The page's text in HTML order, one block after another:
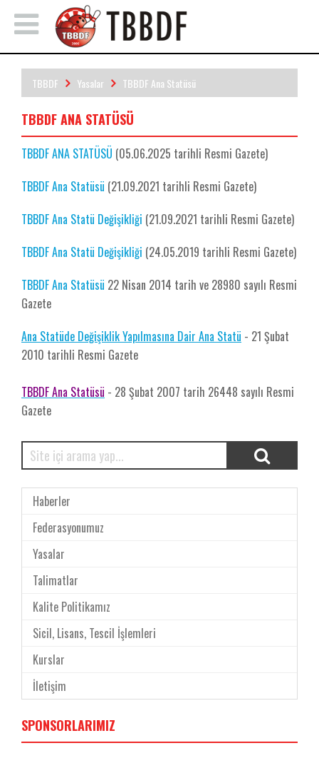
TBBDF Yasalar TBBDF Ana Statüsü
TBBDF ANA STATÜSÜ
TBBDF ANA STATÜSÜ (05.06.2025 tarihli Resmi Gazete)
TBBDF Ana Statüsü (21.09.2021 tarihli Resmi Gazete)
TBBDF Ana Statü Değişikliği (21.09.2021 tarihli Resmi Gazete)
TBBDF Ana Statü Değişikliği (24.05.2019 tarihli Resmi Gazete)
TBBDF Ana Statüsü 22 Nisan 2014 tarih ve 28980 sayılı Resmi
Gazete
Ana Statüde Değişiklik Yapılmasına Dair Ana Statü - 21 Şubat
2010 tarihli Resmi Gazete
TBBDF Ana Statüsü - 28 Şubat 2007 tarih 26448 sayılı Resmi
Gazete
Haberler
Federasyonumuz
Yasalar
Talimatlar
Kalite Politikamız
Sicil, Lisans, Tescil İşlemleri
Kurslar
İletişim
SPONSORLARIMIZ